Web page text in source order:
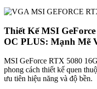
Thiết Kế MSI
OC PLUS: Mạnh Mẽ
MSI GeForce RTX 5080
phong cách thiết kế quen
ưu tiên hiệu năng và độ bền.